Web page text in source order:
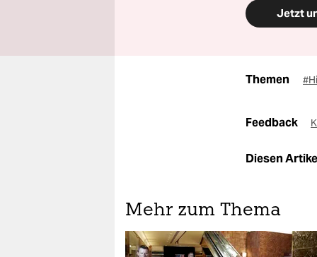
Jetzt
Themen
Feedback
Diesen
Mehr zum Thema